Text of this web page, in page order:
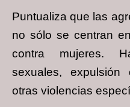
Puntualiza que las
no sólo se centran
contra mujeres.
sexuales,
otras violencias